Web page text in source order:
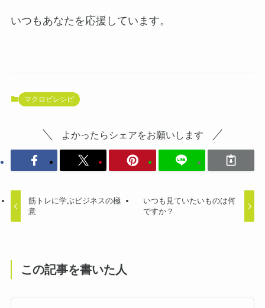
いつもあなたを応援しています。
マクロビレシピ
よかったらシェアをお願いします
筋トレに学ぶビジネスの極
意
いつも見ていたいものは何
ですか？
この記事を書いた人